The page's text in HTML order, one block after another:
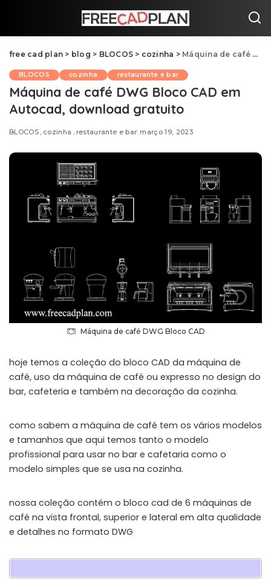
free cad plan > blog > BLOCOS > cozinha > Máquina de café DWG Bloco CAD em Autocad, download gratuito
BLOCOS cozinha restaurante e bar
Máquina de café DWG Bloco CAD em
Autocad, download gratuito
BLOCOS cozinha restaurante e bar março 19, 2023
Máquina de café DWG Bloco CAD
hoje temos a coleção do bloco CAD da máquina de
café, uso da máquina de café ou expresso no design do
bar, cafeteria e também na decoração da cozinha.
como sabem a máquina de café tem os vários modelos
e tamanhos que aqui temos tanto o modelo
profissional para usar no bar e cafetaria como o
modelo simples que se usa na cozinha.
nossa coleção contém o bloco cad de 6 máquinas de
café na vista frontal, superior e lateral em alta qualidade
e detalhes no formato DWG